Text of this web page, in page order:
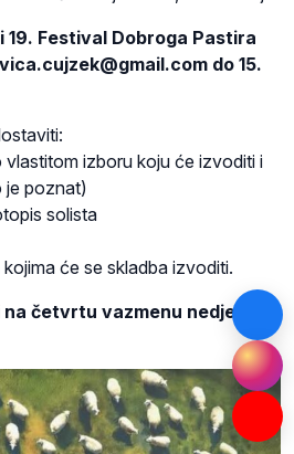
Festival Dobroga Pastira
do 15.
vlastitom izboru koju će izvoditi i
je poznat)
solista
će se skladba izvoditi.
četvrtu vazmenu nedjelju